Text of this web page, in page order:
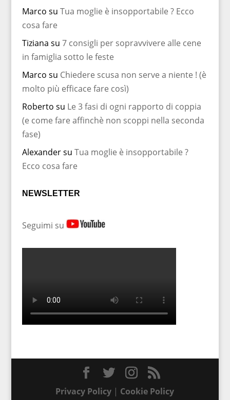
Marco su Tua moglie è insopportabile ? Ecco
cosa fare
Tiziana su 7 consigli per sopravvivere alle cene
in famiglia sotto le feste
Marco su Chiedere scusa non serve a niente ! (è
molto più efficace fare così)
Roberto su Le 3 fasi di ogni rapporto di coppia
(e come fare affinchè non scoppi nella seconda
fase)
Alexandersu Tua moglie è insopportabile ?
Ecco cosa fare
NEWSLETTER
Seguimi su
Privacy Policy | Cookie Policy